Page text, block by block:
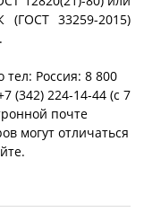
33259-2015)
Россия: 8 800
(342) 224-14-44 (c 7
почте
могут отличаться